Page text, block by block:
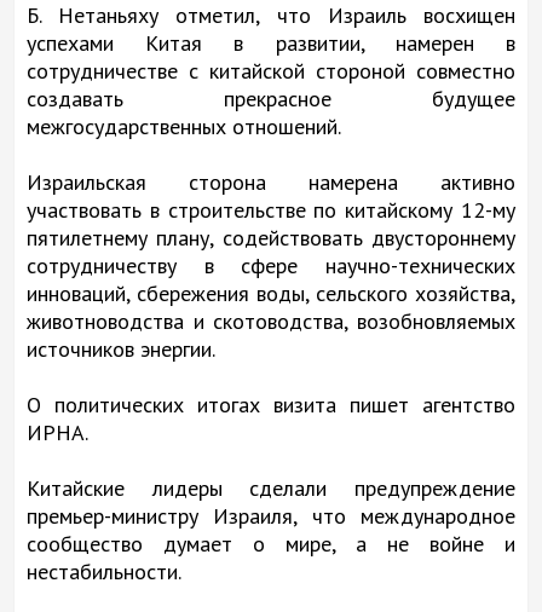
Б. Нетаньяху отметил, что Израиль восхищен
успехами Китая в развитии, намерен в
сотрудничестве с китайской стороной совместно
создавать прекрасное будущее
межгосударственных отношений.
Израильская сторона намерена активно
участвовать в строительстве по китайскому 12-му
пятилетнему плану, содействовать двустороннему
сотрудничеству в сфере научно-технических
инноваций, сбережения воды, сельского хозяйства,
животноводства и скотоводства, возобновляемых
источников энергии.
О политических итогах визита пишет агентство
ИРНА.
Китайские лидеры сделали предупреждение
премьер-министру Израиля, что международное
сообщество думает о мире, а не войне и
нестабильности.